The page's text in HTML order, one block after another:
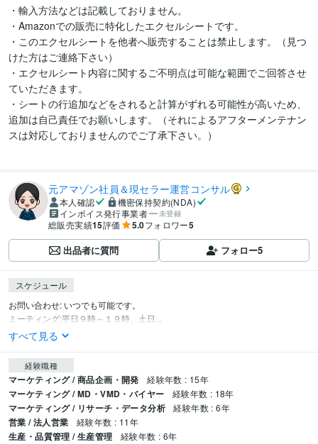
・輸入方法などは記載しておりません。
・Amazonでの販売に特化したエクセルシートです。
・このエクセルシートを他者へ販売することは禁止します。（見つ
けた方はご連絡下さい）
・エクセルシート内容に関するご不明点は可能な範囲でご回答させ
ていただきます。
・シートの行追加などをされると計算がずれる可能性が高いため、
追加は自己責任でお願いします。（それによるアフターメンテナン
スは対応しておりませんのでご了承下さい。）
元アマゾン社員＆現セラー運営コンサル
本人確認
機密保持契約(NDA)
インボイス発行事業者
未登録
総販売実績15評価 5.0フォロワー5
出品者に質問 フォロー5
スケジュール
お問い合わせ: いつでも可能です。
ミーティング:平日９時～１９時、土日...
すべて見る
経験職種
マーケティング / 商品企画・開発 経験年数 : 15年
マーケティング / MD・VMD・バイヤー 経験年数 : 18年
マーケティング / リサーチ・データ分析 経験年数 : 6年
営業 / 法人営業 経験年数 : 11年
生産・品質管理 / 生産管理 経験年数 : 6年